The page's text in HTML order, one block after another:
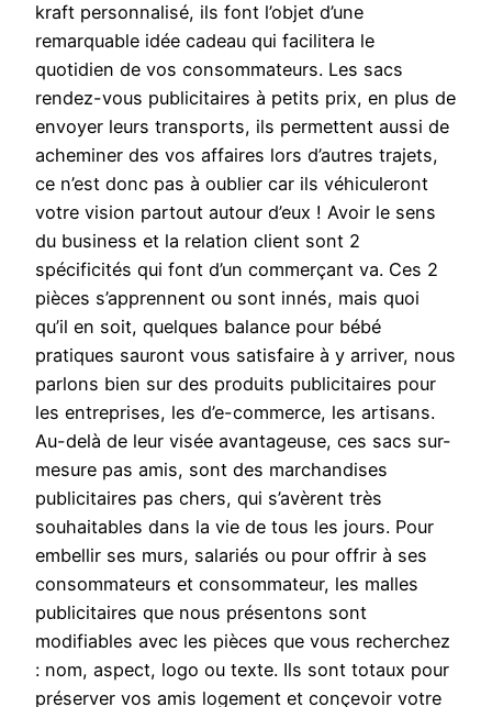
kraft personnalisé, ils font l’objet d’une
remarquable idée cadeau qui facilitera le
quotidien de vos consommateurs. Les sacs
rendez-vous publicitaires à petits prix, en plus de
envoyer leurs transports, ils permettent aussi de
acheminer des vos affaires lors d’autres trajets,
ce n’est donc pas à oublier car ils véhiculeront
votre vision partout autour d’eux ! Avoir le sens
du business et la relation client sont 2
spécificités qui font d’un commerçant va. Ces 2
pièces s’apprennent ou sont innés, mais quoi
qu’il en soit, quelques balance pour bébé
pratiques sauront vous satisfaire à y arriver, nous
parlons bien sur des produits publicitaires pour
les entreprises, les d’e-commerce, les artisans.
Au-delà de leur visée avantageuse, ces sacs sur-
mesure pas amis, sont des marchandises
publicitaires pas chers, qui s’avèrent très
souhaitables dans la vie de tous les jours. Pour
embellir ses murs, salariés ou pour offrir à ses
consommateurs et consommateur, les malles
publicitaires que nous présentons sont
modifiables avec les pièces que vous recherchez
: nom, aspect, logo ou texte. Ils sont totaux pour
préserver vos amis logement et conçevoir votre